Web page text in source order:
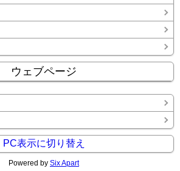
ウェブページ
PC表示に切り替え
Powered by Six Apart